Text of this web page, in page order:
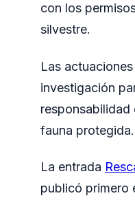
con los
silvestre.
Las
investigación
fauna protegida.
La entrada
publicó primero